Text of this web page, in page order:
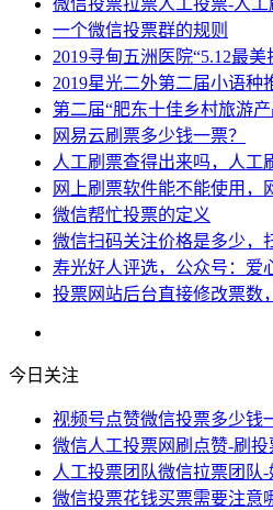
一个微信投票群的规则
2019寻甸五洲医院“5.12最
2019星光二外第二届小语种
第二届“肥东十佳乡村旅游
网易云刷票多少钱一票？
人工刷票查得出来吗，人工
网上刷票软件能不能使用，
微信帮忙投票的定义
微信扫码关注价格是多少，
寿光好人评选，公众号：爱
投票网站后台直接修改票数
今日关注
视频号点赞微信投票多少钱
微信人工投票网刷点赞-刷投
人工投票团队微信拉票团队-
微信投票花钱买票需要注意